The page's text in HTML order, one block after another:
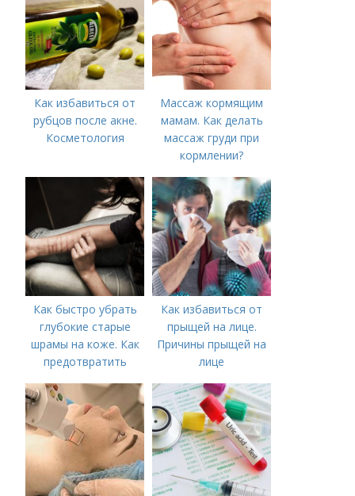
Как избавиться от
рубцов после акне.
Косметология
Массаж кормящим
мамам. Как делать
массаж груди при
кормлении?
Как быстро убрать
глубокие старые
шрамы на коже. Как
предотвратить
Как избавиться от
прыщей на лице.
Причины прыщей на
лице